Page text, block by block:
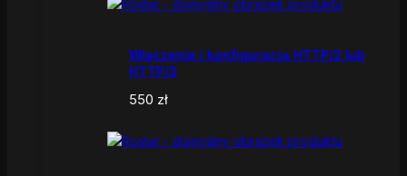
Włączenie i konfiguracja HTTP/2 lub
HTTP/3
550 zł